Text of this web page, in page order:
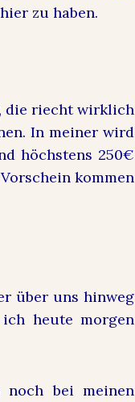
zu haben.
die riecht wirklich
In meiner wird
höchstens 250€
kommen
über uns hinweg
heute morgen
noch bei meinen